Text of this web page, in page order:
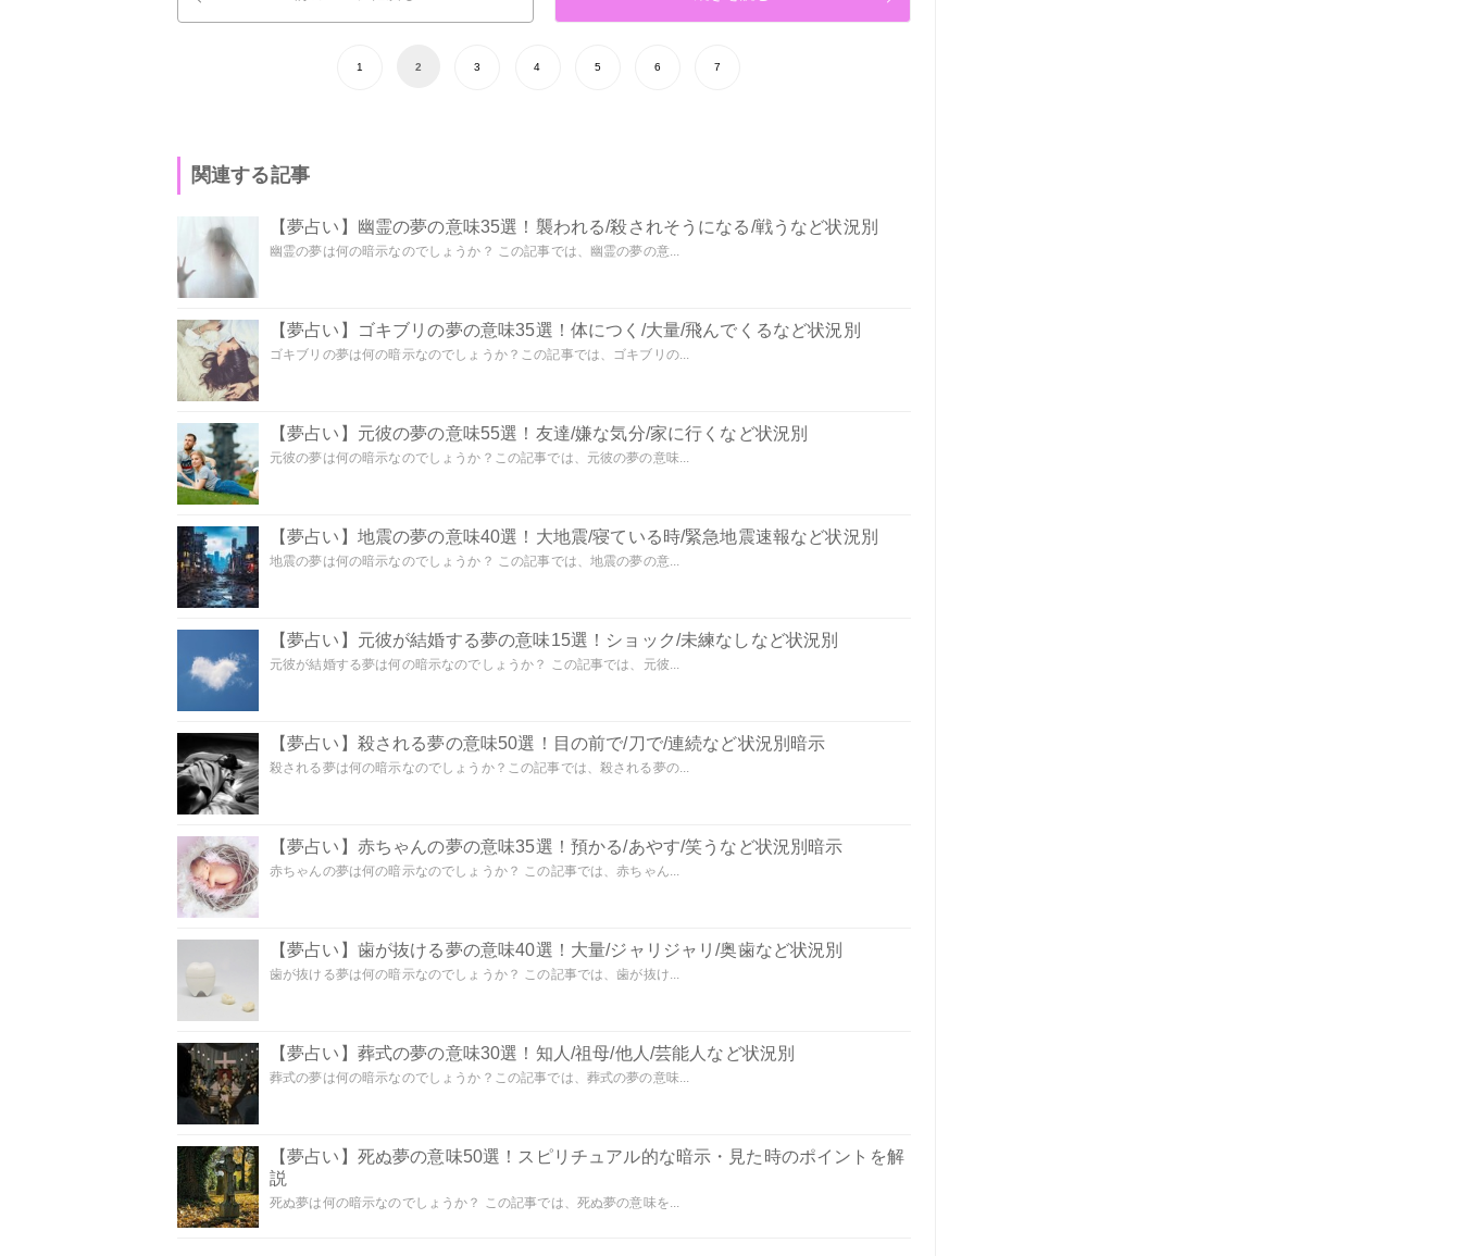
1 2 3 4 5 6 7
関連する記事
【夢占い】幽霊の夢の意味35選！襲われる/殺されそうになる/戦うなど状況別
幽霊の夢は何の暗示なのでしょうか？ この記事では、幽霊の夢の意...
【夢占い】ゴキブリの夢の意味35選！体につく/大量/飛んでくるなど状況別
ゴキブリの夢は何の暗示なのでしょうか？この記事では、ゴキブリの...
【夢占い】元彼の夢の意味55選！友達/嫌な気分/家に行くなど状況別
元彼の夢は何の暗示なのでしょうか？この記事では、元彼の夢の意味...
【夢占い】地震の夢の意味40選！大地震/寝ている時/緊急地震速報など状況別
地震の夢は何の暗示なのでしょうか？ この記事では、地震の夢の意...
【夢占い】元彼が結婚する夢の意味15選！ショック/未練なしなど状況別
元彼が結婚する夢は何の暗示なのでしょうか？ この記事では、元彼...
【夢占い】殺される夢の意味50選！目の前で/刀で/連続など状況別暗示
殺される夢は何の暗示なのでしょうか？この記事では、殺される夢の...
【夢占い】赤ちゃんの夢の意味35選！預かる/あやす/笑うなど状況別暗示
赤ちゃんの夢は何の暗示なのでしょうか？ この記事では、赤ちゃん...
【夢占い】歯が抜ける夢の意味40選！大量/ジャリジャリ/奥歯など状況別
歯が抜ける夢は何の暗示なのでしょうか？ この記事では、歯が抜け...
【夢占い】葬式の夢の意味30選！知人/祖母/他人/芸能人など状況別
葬式の夢は何の暗示なのでしょうか？この記事では、葬式の夢の意味...
【夢占い】死ぬ夢の意味50選！スピリチュアル的な暗示・見た時のポイントを解
説
死ぬ夢は何の暗示なのでしょうか？ この記事では、死ぬ夢の意味を...